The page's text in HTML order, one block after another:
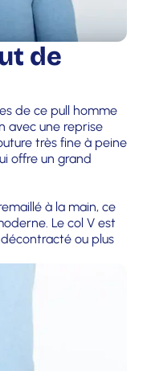
de
de ce pull homme
avec une reprise
très fine à peine
offre un grand
à la main, ce
Le col V est
ou plus